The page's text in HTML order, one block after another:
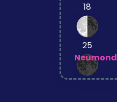
18
25
Neumond